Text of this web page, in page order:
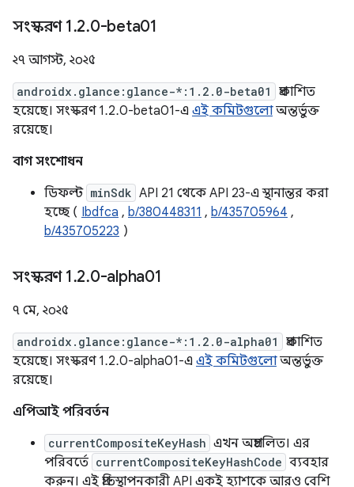
সংস্করণ 1.2.0-beta01
২৭ আগস্ট, ২০২৫
androidx.glance:glance-*:1.2.0-beta01
প্রকাশিত
হয়েছে। সংস্করণ 1.2.0-beta01-এ এই কমিটগুলোঅন্তর্ভুক্ত
রয়েছে।
বাগ সংশোধন
ডিফল্ট minSdk API 21 থেকে API 23-এ স্থানান্তর করা
হচ্ছে ( Ibdfca , b/380448311 , b/435705964 ,
b/435705223 )
সংস্করণ 1.2.0-alpha01
৭ মে, ২০২৫
androidx.glance:glance-*:1.2.0-alpha01
প্রকাশিত
হয়েছে। সংস্করণ 1.2.0-alpha01-এ এই কমিটগুলোঅন্তর্ভুক্ত
রয়েছে।
এপিআই পরিবর্তন
currentCompositeKeyHash এখন অপ্রচলিত। এর
পরিবর্তে currentCompositeKeyHashCode ব্যবহার
করুন। এই প্রতিস্থাপনকারী API একই হ্যাশকে আরও বেশি